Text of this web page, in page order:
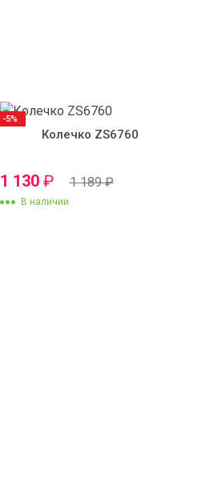
Колечко ZS6760
1 130 ₽ 1 189₽
В наличии
-5%